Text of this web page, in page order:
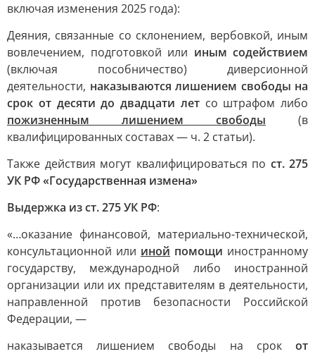
включая изменения 2025 года):
Деяния, связанные со склонением, вербовкой, иным
вовлечением, подготовкой или иным содействием
(включая пособничество) диверсионной
деятельности, наказываются лишением свободы на
срок от десяти до двадцати летсо штрафом либо
пожизненным лишением свободы (в
квалифицированных составах — ч. 2 статьи).
Также действия могут квалифицироваться по ст. 275
УК РФ «Государственная измена»
Выдержка из ст. 275 УК РФ:
«…оказание финансовой, материально-технической,
консультационной или иной помощи иностранному
государству, международной либо иностранной
организации или их представителям в деятельности,
направленной против безопасности Российской
Федерации, —
наказывается лишением свободы на срок от